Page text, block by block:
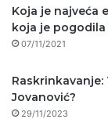
Koja je najveća
koja je pogodila
07/11/2021
Raskrinkavanje:
Jovanović?
29/11/2023